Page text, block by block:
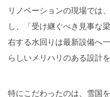
リノベーションの現場では
し、「受け継ぐべき見事な
右する水回りは最新設備へ
らしいメリハリのある設計
特にこだわったのは、雪国